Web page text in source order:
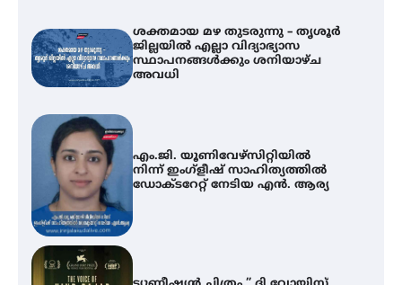
ശക്തമായ മഴ തുടരുന്നു – തൃശൂർ
ജില്ലയിൽ എല്ലാ വിദ്യാഭ്യാസ
സ്ഥാപനങ്ങൾക്കും ശനിയാഴ്ച
അവധി
എം.ജി. യൂണിവേഴ്‌സിറ്റിയിൽ
നിന്ന് ഇംഗ്ളീഷ് സാഹിത്യത്തിൽ
ഡോക്ടറേറ്റ് നേടിയ എൻ. ആര്യ